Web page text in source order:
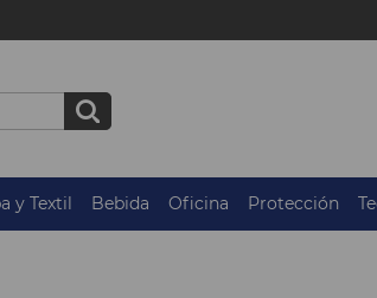
y Textil Bebida Oficina Protección